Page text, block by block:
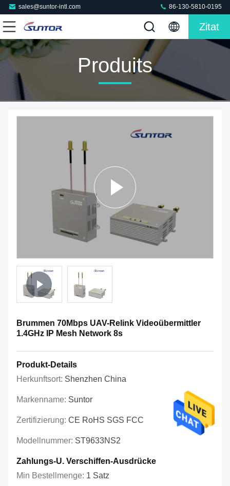
sales@suntor-intl.com 86-130-5810-0195
Zitat
Produits
Brummen 70Mbps UAV-Relink Videoübermittler
1.4GHz IP Mesh Network 8s
Produkt-Details
Herkunftsort: Shenzhen China
Markenname: Suntor
Zertifizierung: CE RoHS SGS FCC
Modellnummer: ST9633NS2
Zahlungs-U. Verschiffen-Ausdrücke
Min Bestellmenge: 1 Satz